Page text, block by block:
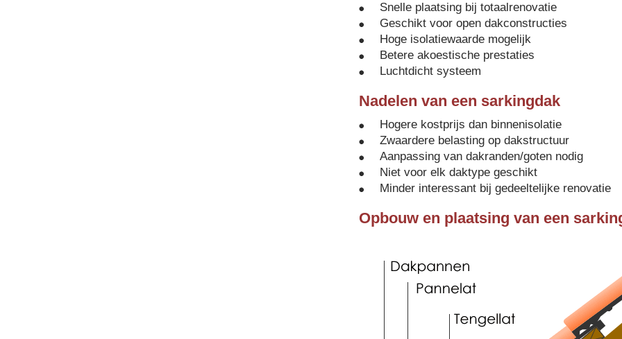
Snelle plaatsing bij totaalrenovatie
Geschikt voor open dakconstructies
Hoge isolatiewaarde mogelijk
Betere akoestische prestaties
Luchtdicht systeem
Nadelen van een sarkingdak
Hogere kostprijs dan binnenisolatie
Zwaardere belasting op dakstructuur
Aanpassing van dakranden/goten nodig
Niet voor elk daktype geschikt
Minder interessant bij gedeeltelijke renovatie
Opbouw en plaatsing van een